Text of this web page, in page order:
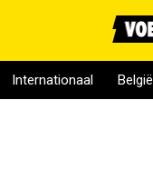
Internationaal België